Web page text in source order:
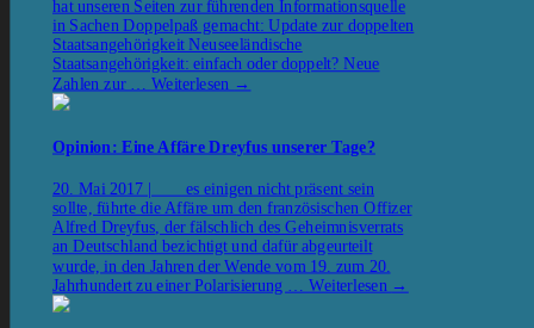
hat unseren Seiten zur führenden Informationsquelle
in Sachen Doppelpaß gemacht: Update zur doppelten
Staatsangehörigkeit Neuseeländische
Staatsangehörigkeit: einfach oder doppelt? Neue
Zahlen zur … Weiterlesen →
Opinion: Eine Affäre Dreyfus unserer Tage?
20. Mai 2017 | es einigen nicht präsent sein
sollte, führte die Affäre um den französischen Offizer
Alfred Dreyfus, der fälschlich des Geheimnisverrats
an Deutschland bezichtigt und dafür abgeurteilt
wurde, in den Jahren der Wende vom 19. zum 20.
Jahrhundert zu einer Polarisierung …Weiterlesen →